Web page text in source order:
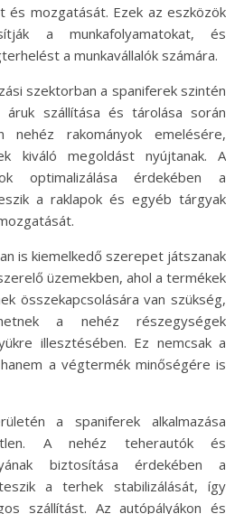
és mozgatását. Ezek az eszközök
a munkafolyamatokat, és
a munkavállalók számára.
szektorban a spaniferek szintén
áruk szállítása és tárolása során
nehéz rakományok emelésére,
kiváló megoldást nyújtanak. A
optimalizálása érdekében a
a raklapok és egyéb tárgyak
is kiemelkedő szerepet játszanak
üzemekben, ahol a termékek
összekapcsolására van szükség,
a nehéz részegységek
illesztésében. Ez nemcsak a
a végtermék minőségére is
a spaniferek alkalmazása
A nehéz teherautók és
biztosítása érdekében a
a terhek stabilizálását, így
szállítást. Az autópályákon és